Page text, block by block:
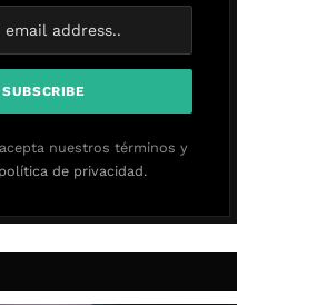
nuestros términos y
política de privacidad.